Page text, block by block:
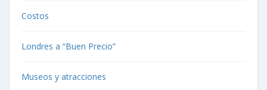
Costos
Londres a “Buen Precio”
Museos y atracciones